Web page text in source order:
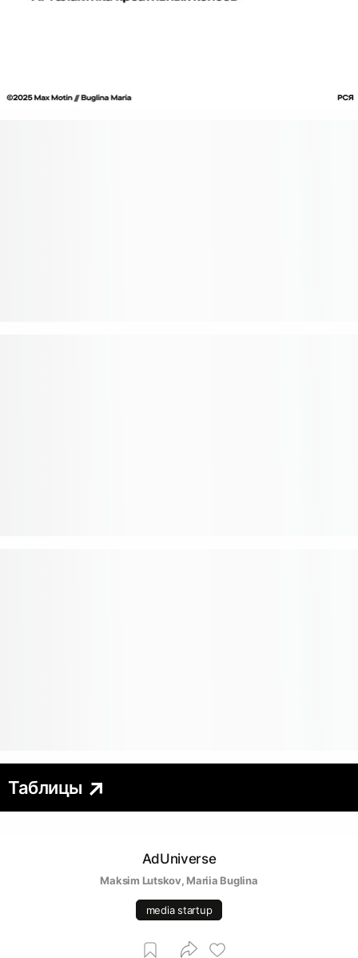
Таблицы
AdUniverse
Maksim Lutskov, Mariia Buglina
media startup